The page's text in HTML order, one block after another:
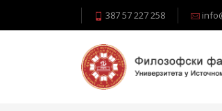
387 57 227 258